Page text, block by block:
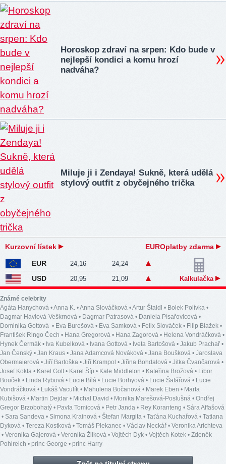
Horoskop zdraví na srpen: Kdo bude v
nejlepší kondici a komu hrozí
nadváha?
Miluje ji i Zendaya! Sukně, která udělá
stylový outfit z obyčejného trička
Kurzovní lístek EUROplatby zdarma
EUR 24,16 24,24
USD 20,95 21,09 Kalkulačka
Známé celebrity
Agáta Hanychová •Anna K. •Anna Slováčková •Artur Štaidl • Bolek Polívka •
Dagmar Havlová-Veškrnová • Dagmar Patrasová • Daniela Písařovicová •
Dominika Gottová • Eva Burešová • Eva Samková • Felix Slováček • Filip Blažek •
František Ringo Čech • Hana Gregorová • Hana Zagorová • Helena Vondráčková •
Hynek Čermák • Iva Kubelková • Ivana Gottová • Iveta Bartošová • Jakub Prachař •
Jan Čenský • Jan Kraus • Jana Adamcová Nováková • Jana Boušková • Jaroslava
Obermaierová • Jiří Bartoška • Jiří Krampol • Jiřina Bohdalová • Jitka Čvančarová •
Josef Kokta • Karel Gott • Karel Šíp • Kate Middleton • Kateřina Brožová • Libor
Bouček • Linda Rybová • Lucie Bílá • Lucie Borhyová • Lucie Šafářová • Lucie
Vondráčková • Lukáš Vaculík • Mahulena Bočanová • Marek Eben • Marta
Kubišová • Martin Dejdar • Michal David • Monika Marešová-Poslušná • Ondřej
Gregor Brzobohatý • Pavla Tomicová • Petr Janda • Rey Koranteng • Sára Affašová
• Sara Sandeva • Simona Krainová • Štefan Margita • Taťána Kuchařová • Tatiana
Dyková • Tereza Kostková • Tomáš Plekanec • Václav Neckář • Veronika Arichteva
• Veronika Gajerová • Veronika Žilková • Vojtěch Dyk • Vojtěch Kotek • Zdeněk
Pohlreich • princ George • princ Harry